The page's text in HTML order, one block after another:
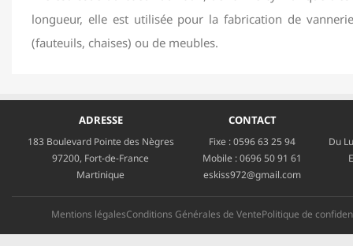
longueur, elle est utilisée pour la fabrication de
(fauteuils, chaises) ou de meubles.
ADRESSE
183 Boulevard Pointe des Nègres
97200, Fort-de-France
Martinique
CONTACT
Fixe :0596 63 25 94
Mobile :0696 50 91 61
eskiss972@gmail.com
Du
Mentions légalesConditions Générales de VentePolitique de